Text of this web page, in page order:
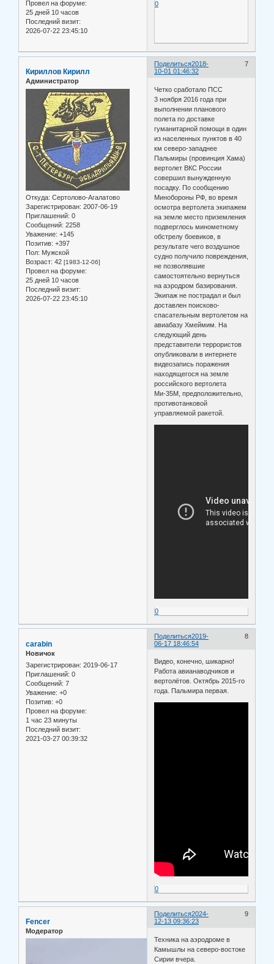
Провел на форуме:
25 дней 10 часов
Последний визит:
2026-07-22 23:45:10
0
Поделиться 7
2018-
10-01 01:46:32
Кириллов Кирилл
Администратор
Откуда: Сертолово-Агалатово
Зарегистрирован: 2007-06-19
Приглашений: 0
Сообщений: 2258
Уважение: +145
Позитив: +397
Пол: Мужской
Возраст: 42 [1983-12-06]
Провел на форуме:
25 дней 10 часов
Последний визит:
2026-07-22 23:45:10
Четко сработало ПСС
3 ноября 2016 года при
выполнении планового
полета по доставке
гуманитарной помощи в один
из населенных пунктов в 40
км северо-западнее
Пальмиры (провинция Хама)
вертолет ВКС России
совершил вынужденную
посадку. По сообщению
Минобороны РФ, во время
осмотра вертолета экипажем
на земле место приземления
подверглось минометному
обстрелу боевиков, в
результате чего воздушное
судно получило повреждения,
не позволявшие
самостоятельно вернуться
на аэродром базирования.
Экипаж не пострадал и был
доставлен поисково-
спасательным вертолетом на
авиабазу Хмеймим. На
следующий день
представители террористов
опубликовали в интернете
видеозапись поражения
находящегося на земле
российского вертолета
Ми-35М, предположительно,
противотанковой
управляемой ракетой.
0
Поделиться 8
2019-
06-17 18:46:54
carabin
Новичок
Зарегистрирован: 2019-06-17
Приглашений: 0
Сообщений: 7
Уважение: +0
Позитив: +0
Провел на форуме:
1 час 23 минуты
Последний визит:
2021-03-27 00:39:32
Видео, конечно, шикарно!
Работа авианаводчиков и
вертолётов. Октябрь 2015-го
года. Пальмира первая.
0
Поделиться 9
2024-
12-13 09:36:23
Fencer
Модератор
Техника на аэродроме в
Камышлы на северо-востоке
Сирии вчера.